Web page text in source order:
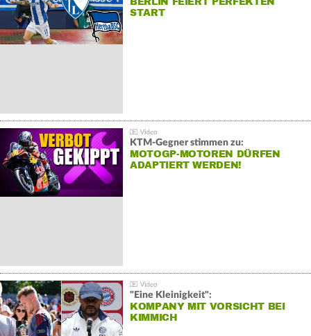
START
KTM-Gegner stimmen zu:
MOTOGP-MOTOREN DÜRFEN
ADAPTIERT WERDEN!
"Eine Kleinigkeit":
KOMPANY MIT VORSICHT BEI
KIMMICH